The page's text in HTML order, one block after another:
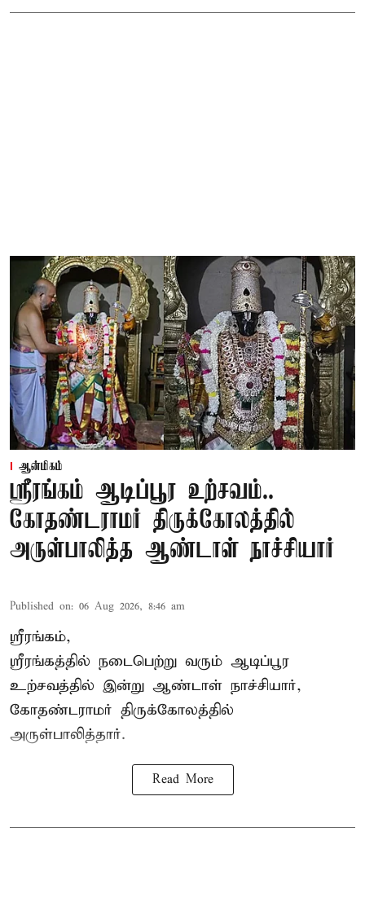
ஆன்மிகம்
ஸ்ரீரங்கம் ஆடிப்பூர உற்சவம்..
கோதண்டராமர் திருக்கோலத்தில்
அருள்பாலித்த ஆண்டாள் நாச்சியார்
Published on: 06 Aug 2026, 8:46 am
ஸ்ரீரங்கம்,
ஸ்ரீரங்கத்தில் நடைபெற்று வரும் ஆடிப்பூர
உற்சவத்தில் இன்று ஆண்டாள் நாச்சியார்,
கோதண்டராமர் திருக்கோலத்தில்
அருள்பாலித்தார்.
Read More